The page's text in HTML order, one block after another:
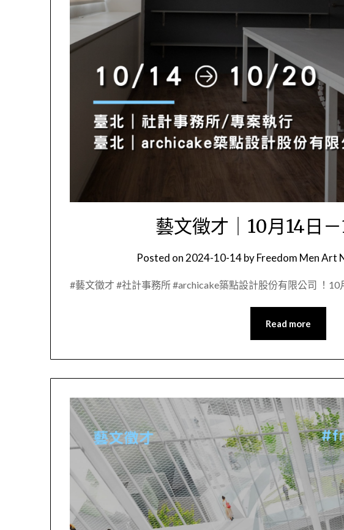
藝文徵才｜10月14日
Posted on 2024-10-14byFreedom Men Art
#藝文徵才 #社計事務所 #archicake築點設計股份有限公司 ！
Read more